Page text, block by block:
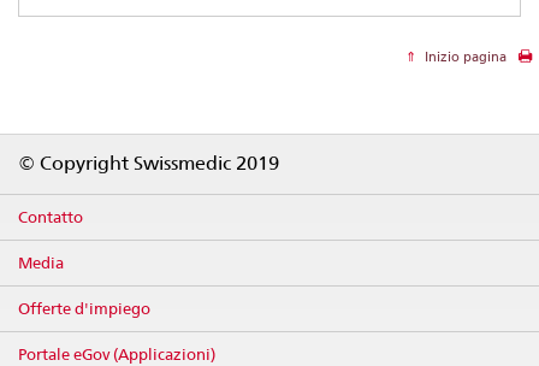
Inizio pagina
© Copyright Swissmedic 2019
Contatto
Media
Offerte d'impiego
Portale eGov (Applicazioni)